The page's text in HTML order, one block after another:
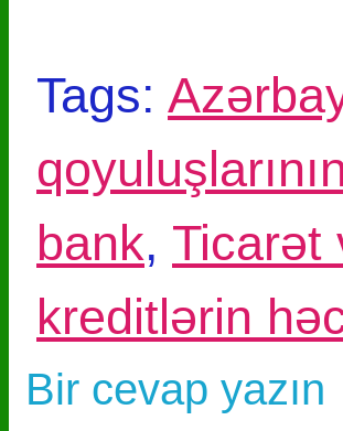
Tags:
bank, Ticarət
kreditlərin
Bir cevap yazın